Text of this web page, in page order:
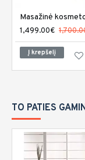
1,499.00€
Į krepšelį
TO PATIES